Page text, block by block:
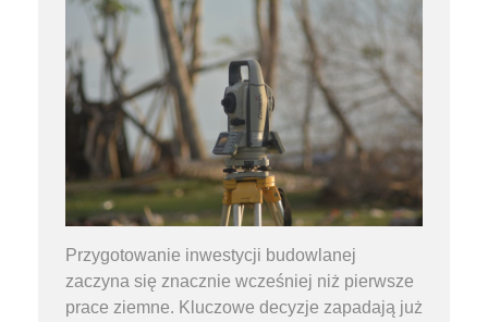
Przygotowanie inwestycji budowlanej
zaczyna się znacznie wcześniej niż pierwsze
prace ziemne. Kluczowe decyzje zapadają już